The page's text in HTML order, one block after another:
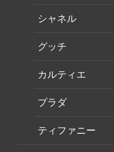
シャネル
グッチ
カルティエ
プラダ
ティファニー